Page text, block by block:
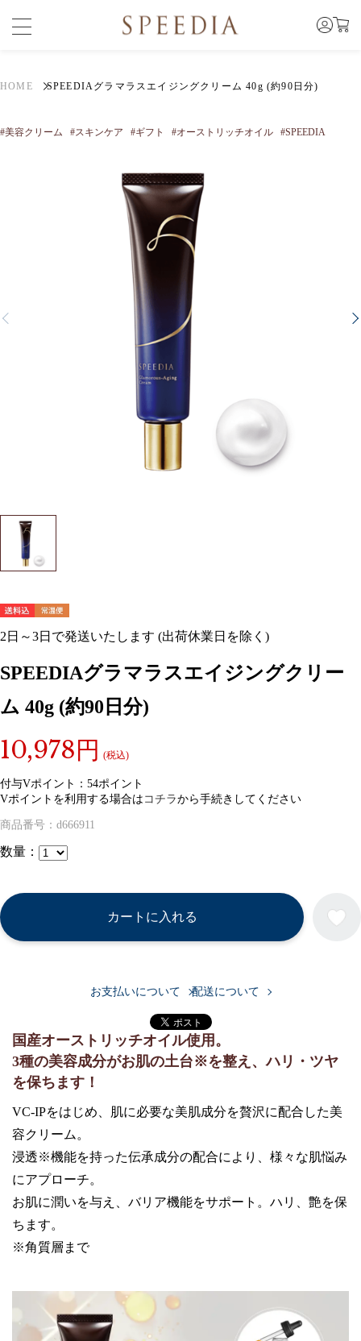
HOME SPEEDIAグラマラスエイジングクリーム 40g (約90日分)
#美容クリーム #スキンケア #ギフト #オーストリッチオイル #SPEEDIA
2日～3日で発送いたします (出荷休業日を除く)
SPEEDIAグラマラスエイジングクリー
ム 40g (約90日分)
10,978円 (税込)
付与Vポイント： 54ポイント
Vポイントを利用する場合は コチラから手続きしてください
商品番号： d666911
数量：
カートに入れる
お支払いについて 配送について
国産オーストリッチオイル使用。
3種の美容成分がお肌の土台※を整え、ハリ・ツヤ
を保ちます！
VC-IPをはじめ、肌に必要な美肌成分を贅沢に配合した美
容クリーム。
浸透※機能を持った伝承成分の配合により、様々な肌悩み
にアプローチ。
お肌に潤いを与え、バリア機能をサポート。ハリ、艶を保
ちます。
※角質層まで